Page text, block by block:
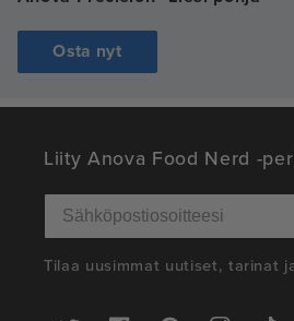
Osta nyt
Liity Anova Food Nerd -
Tilaa uusimmat uutiset, tarinat